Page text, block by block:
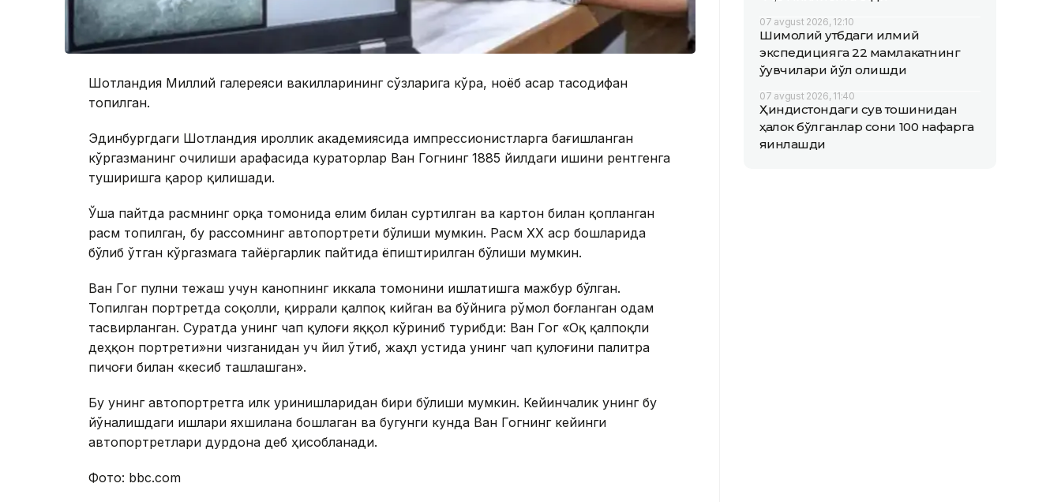
Шотландия Миллий галереяси вакилларининг сўзларига кўра, ноёб асар тасодифан
топилган.
Эдинбургдаги Шотландия Қироллик академиясида импрессионистларга бағишланган
кўргазманинг очилиши арафасида кураторлар Ван Гогнинг 1885 йилдаги ишини рентгенга
туширишга қарор қилишади.
Ўша пайтда расмнинг орқа томонида елим билан суртилган ва картон билан қопланган
расм топилган, бу рассомнинг автопортрети бўлиши мумкин. Расм ХХ аср бошларида
бўлиб ўтган кўргазмага тайёргарлик пайтида ёпиштирилган бўлиши мумкин.
Ван Гог пулни тежаш учун канопнинг иккала томонини ишлатишга мажбур бўлган.
Топилган портретда соқолли, қиррали қалпоқ кийган ва бўйнига рўмол боғланган одам
тасвирланган. Суратда унинг чап қулоғи яққол кўриниб турибди: Ван Гог «Оқ қалпоқли
деҳқон портрети»ни чизганидан уч йил ўтиб, жаҳл устида унинг чап қулоғини палитра
пичоғи билан «кесиб ташлашган».
Бу унинг автопортретга илк уринишларидан бири бўлиши мумкин. Кейинчалик унинг бу
йўналишдаги ишлари яхшилана бошлаган ва бугунги кунда Ван Гогнинг кейинги
автопортретлари дурдона деб ҳисобланади.
Фото: bbc.com
07 avgust 2026, 12:10
Шимолий қутбдаги илмий
экспедицияга 22 мамлакатнинг
ўқувчилари йўл олишди
07 avgust 2026, 11:40
Ҳиндистондаги сув тошқинидан
ҳалок бўлганлар сони 100 нафарга
яқинлашди